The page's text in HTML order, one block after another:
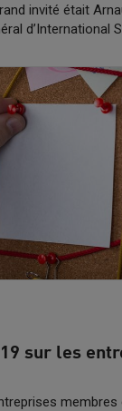
invité était
d’International
sur les
membres